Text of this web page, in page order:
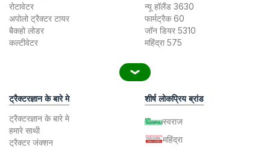
रोटावेटर
अपोलो ट्रैक्टर टायर
बैकहो लोडर
कल्टीवेटर
न्यू हॉलैंड 3630
फार्मट्रैक 60
जॉन डियर 5310
महिंद्रा 575
ट्रैक्टरज्ञान के बारे मे
ट्रैक्टरज्ञान के बारे मे
हमारे साथी
ट्रैक्टर जंक्शन
शीर्ष लोकप्रिय ब्रांड
स्वराज
महिंद्रा